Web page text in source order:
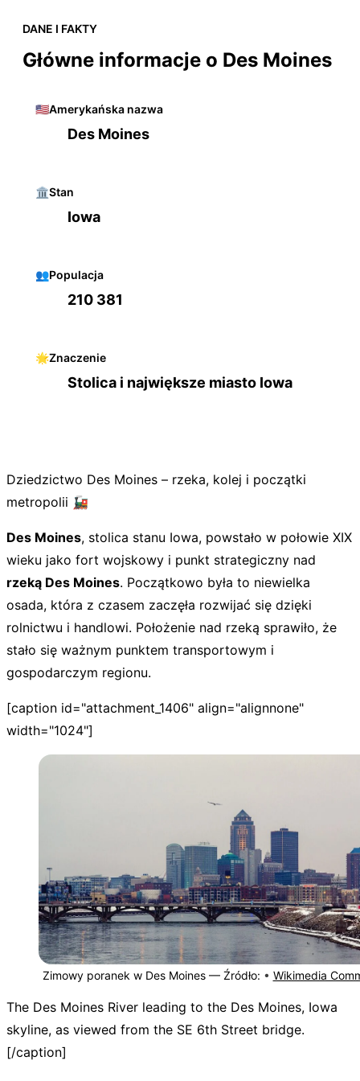
DANE I FAKTY
Główne informacje o Des Moines
🇺🇸Amerykańska nazwa
Des Moines
🏛️Stan
Iowa
👥Populacja
210 381
🌟Znaczenie
Stolica i największe miasto Iowa
Dziedzictwo Des Moines – rzeka, kolej i początki
metropolii 🚂
Des Moines, stolica stanu Iowa, powstało w połowie XIX
wieku jako fort wojskowy i punkt strategiczny nad
rzeką Des Moines. Początkowo była to niewielka
osada, która z czasem zaczęła rozwijać się dzięki
rolnictwu i handlowi. Położenie nad rzeką sprawiło, że
stało się ważnym punktem transportowym i
gospodarczym regionu.
[caption id="attachment_1406" align="alignnone"
width="1024"]
Zimowy poranek w Des Moines — Źródło: • Wikimedia
The Des Moines River leading to the Des Moines, Iowa
skyline, as viewed from the SE 6th Street bridge.
[/caption]